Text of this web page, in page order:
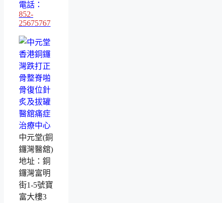
電話：
852-
25675767
中元堂(銅
鑼灣醫舘)
地址：銅
鑼灣富明
街1-5號寶
富大樓3